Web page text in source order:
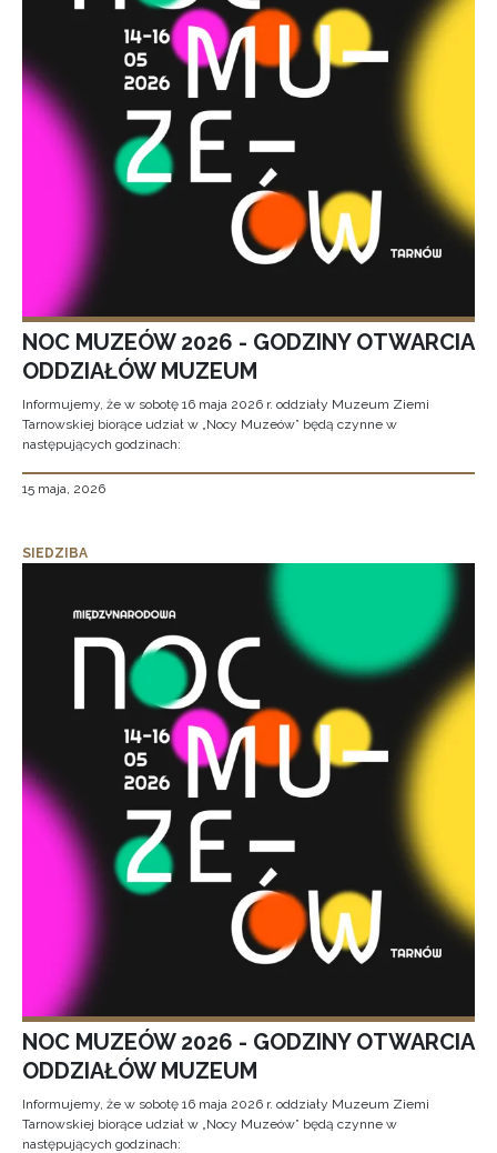
NOC MUZEÓW 2026 - GODZINY OTWARCIA
ODDZIAŁÓW MUZEUM
Informujemy, że w sobotę 16 maja 2026 r. oddziały Muzeum Ziemi
Tarnowskiej biorące udział w „Nocy Muzeów” będą czynne w
następujących godzinach:
15 maja, 2026
SIEDZIBA
NOC MUZEÓW 2026 - GODZINY OTWARCIA
ODDZIAŁÓW MUZEUM
Informujemy, że w sobotę 16 maja 2026 r. oddziały Muzeum Ziemi
Tarnowskiej biorące udział w „Nocy Muzeów” będą czynne w
następujących godzinach: